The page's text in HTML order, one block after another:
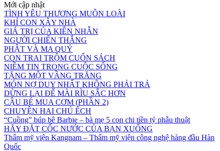
Mới cập nhật
TÌNH YÊU THƯƠNG MUÔN LOÀI
KHỈ CON XÂY NHÀ
GIÁ TRỊ CỦA KIÊN NHẪN
NGƯỜI CHIẾN THẮNG
PHẬT VÀ MA QUỶ
CON TRAI TRỘM CUỐN SÁCH
NIỀM TIN TRONG CUỘC SỐNG
TẶNG MỘT VẦNG TRĂNG
MÓN NỢ DUY NHẤT KHÔNG PHẢI TRẢ
DỪNG LẠI ĐỂ MÀI RÌU SẮC HƠN
CẬU BÉ MUA CƠM (PHẦN 2)
CHUYỆN HAI CHÚ ẾCH
“Cuồng” búp bê Barbie – bà mẹ 5 con chi tiền tỷ phẫu thuật
HÃY ĐẶT CỐC NƯỚC CỦA BẠN XUỐNG
Thẩm mỹ viện Kangnam – Thẩm mỹ viện công nghệ hàng đầu Hàn
Quốc